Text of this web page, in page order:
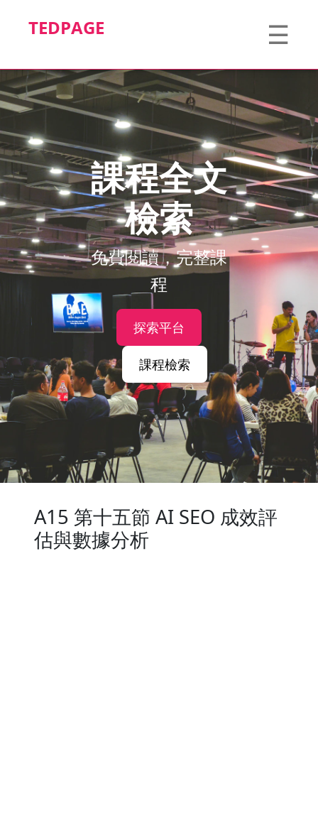
TEDPAGE ☰
課程全文
檢索
免費閱讀，完整課
程
探索平台
課程檢索
A15 第十五節 AI SEO 成效評
估與數據分析